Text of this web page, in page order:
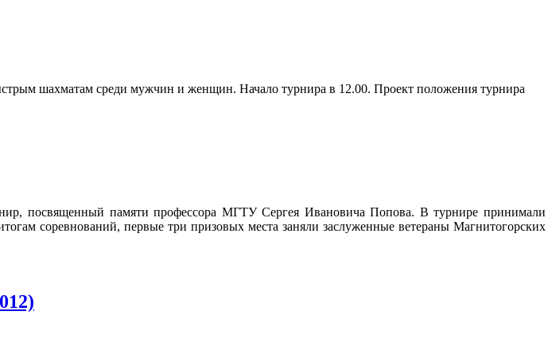
шахматам среди мужчин и женщин. Начало турнира в 12.00. Проект положения турнира
посвященный памяти профессора МГТУ Сергея Ивановича Попова. В турнире принимали
соревнований, первые три призовых места заняли заслуженные ветераны Магнитогорских